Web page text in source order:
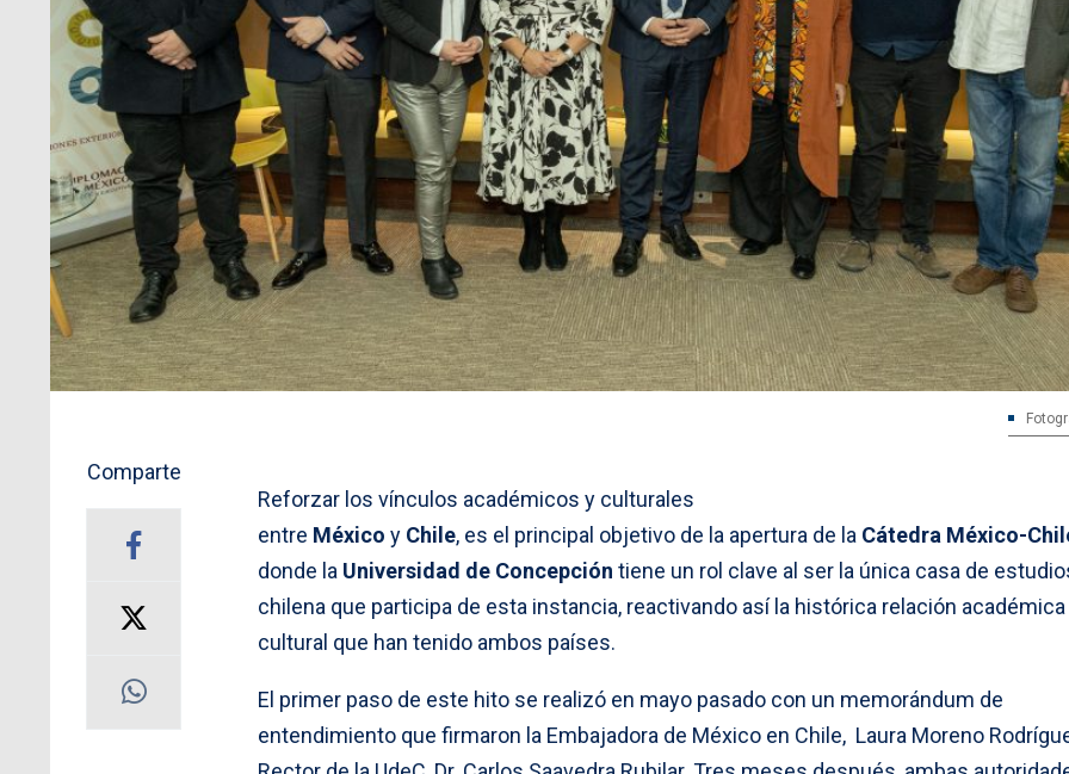
Comparte
Reforzar los vínculos académicos y culturales
entre México y Chile, es el principal objetivo de la apertura de la Cátedra México-
donde la Universidad de Concepción tiene un rol clave al ser la única casa de
chilena que participa de esta instancia, reactivando así la histórica relación académica
cultural que han tenido ambos países.
El primer paso de este hito se realizó en mayo pasado con un memorándum de
entendimiento que firmaron la Embajadora de México en Chile, Laura Moreno